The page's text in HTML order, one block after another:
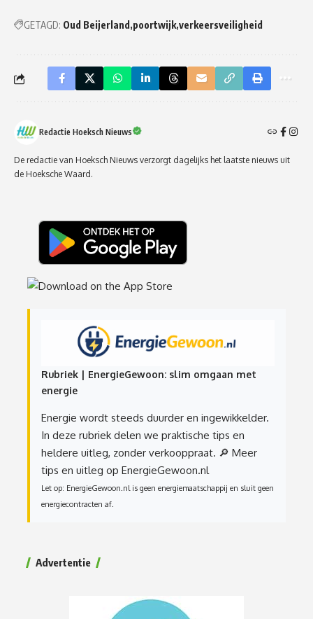
GETAGD: Oud Beijerland poortwijk verkeersveiligheid
Redactie Hoeksch Nieuws
De redactie van Hoeksch Nieuws verzorgt dagelijks het laatste nieuws uit
de Hoeksche Waard.
Rubriek | EnergieGewoon: slim omgaan met
energie
Energie wordt steeds duurder en ingewikkelder.
In deze rubriek delen we praktische tips en
heldere uitleg, zonder verkooppraat. 🔎 Meer
tips en uitleg op EnergieGewoon.nl
Let op: EnergieGewoon.nl is geen energiemaatschappij en sluit geen
energiecontracten af.
Advertentie